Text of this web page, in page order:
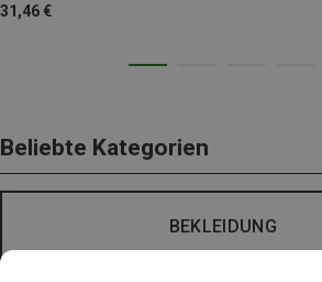
31,46 €
Beliebte Kategorien
BEKLEIDUNG